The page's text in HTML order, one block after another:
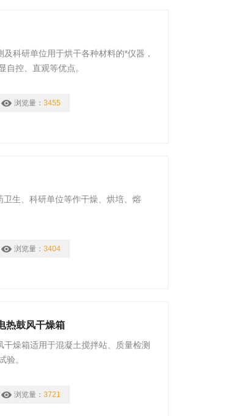
科研单位用于烘干各种材料的*仪器，
控、直观等优点。
浏览量：3455
生、科研单位等作干燥、烘培、熔
浏览量：3404
热鼓风干燥箱
燥箱适用于混凝土搅拌站、质量检测
验。
浏览量：3721